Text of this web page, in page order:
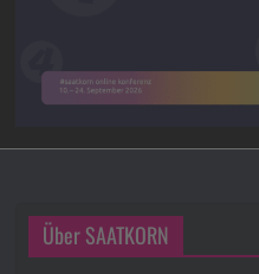
Über SAATKORN